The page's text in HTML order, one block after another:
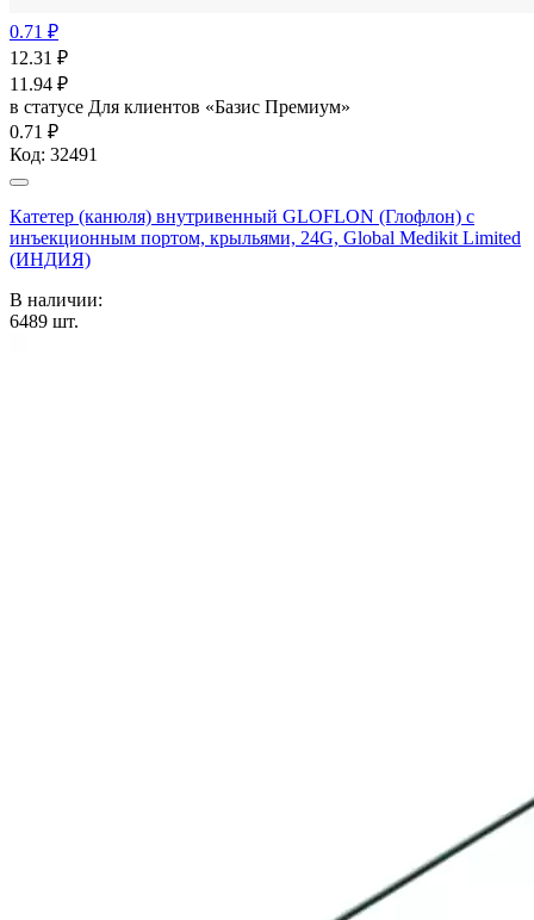
0.71 ₽
12.31 ₽
11.94 ₽
в статусе Для клиентов «Базис Премиум»
0.71 ₽
Код: 32491
Катетер (канюля) внутривенный GLOFLON (Глофлон) с
инъекционным портом, крыльями, 24G, Global Medikit Limited
(ИНДИЯ)
В наличии:
6489 шт.